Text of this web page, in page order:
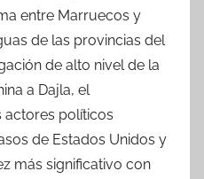
entre Marruecos y
de las provincias del
de alto nivel de la
a Dajla, el
actores políticos
de Estados Unidos y
más significativo con